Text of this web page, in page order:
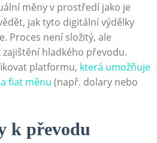
měny v prostředí jako je
jak tyto digitální výdělky
Proces není složitý, ale
zajištění hladkého převodu.
platformu, která umožňuje
fiat měnu (např. dolary nebo
k převodu